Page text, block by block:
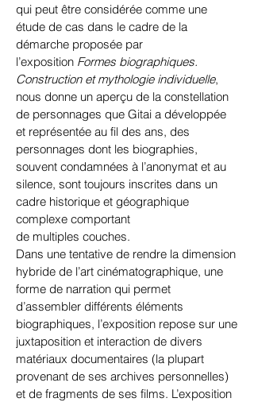
qui peut être considérée comme une
étude de cas dans le cadre de la
démarche proposée par
l’exposition Formes biographiques.
Construction et mythologie individuelle,
nous donne un aperçu de la constellation
de personnages que Gitai a développée
et représentée au fil des ans, des
personnages dont les biographies,
souvent condamnées à l’anonymat et au
silence, sont toujours inscrites dans un
cadre historique et géographique
complexe comportant
de multiples couches.
Dans une tentative de rendre la dimension
hybride de l’art cinématographique, une
forme de narration qui permet
d’assembler différents éléments
biographiques, l’exposition repose sur une
juxtaposition et interaction de divers
matériaux documentaires (la plupart
provenant de ses archives personnelles)
et de fragments de ses films. L’exposition